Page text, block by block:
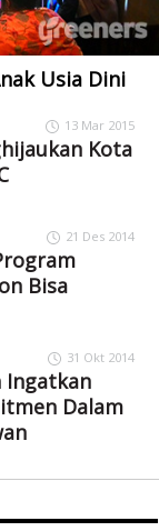
Usia Dini
13 Mar 2015
Kota
21 Des 2014
Bisa
31 Okt 2014
Ingatkan
Dalam